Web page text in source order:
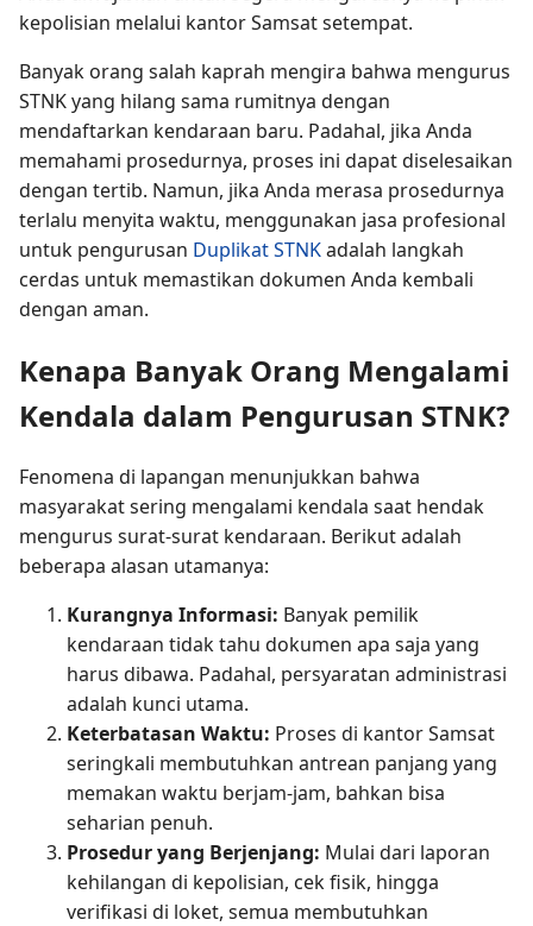
kepolisian melalui kantor Samsat setempat.
Banyak orang salah kaprah mengira bahwa mengurus
STNK yang hilang sama rumitnya dengan
mendaftarkan kendaraan baru. Padahal, jika Anda
memahami prosedurnya, proses ini dapat diselesaikan
dengan tertib. Namun, jika Anda merasa prosedurnya
terlalu menyita waktu, menggunakan jasa profesional
untuk pengurusan Duplikat STNKadalah langkah
cerdas untuk memastikan dokumen Anda kembali
dengan aman.
Kenapa Banyak Orang Mengalami
Kendala dalam Pengurusan STNK?
Fenomena di lapangan menunjukkan bahwa
masyarakat sering mengalami kendala saat hendak
mengurus surat-surat kendaraan. Berikut adalah
beberapa alasan utamanya:
Kurangnya Informasi: Banyak pemilik
kendaraan tidak tahu dokumen apa saja yang
harus dibawa. Padahal, persyaratan administrasi
adalah kunci utama.
Keterbatasan Waktu: Proses di kantor Samsat
seringkali membutuhkan antrean panjang yang
memakan waktu berjam-jam, bahkan bisa
seharian penuh.
Prosedur yang Berjenjang: Mulai dari laporan
kehilangan di kepolisian, cek fisik, hingga
verifikasi di loket, semua membutuhkan